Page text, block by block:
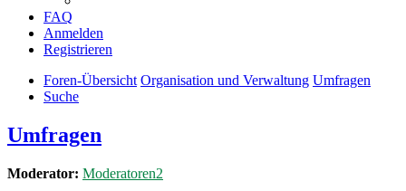
FAQ
Anmelden
Registrieren
Foren-Übersicht Organisation und Verwaltung Umfragen
Suche
Umfragen
Moderator: Moderatoren2